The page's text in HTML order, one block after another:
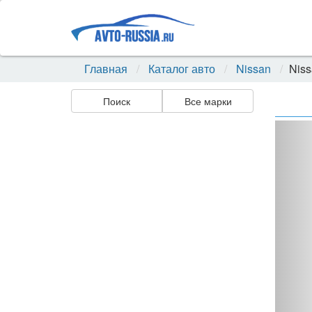
Главная Каталог авто Nissan
Поиск Все марки